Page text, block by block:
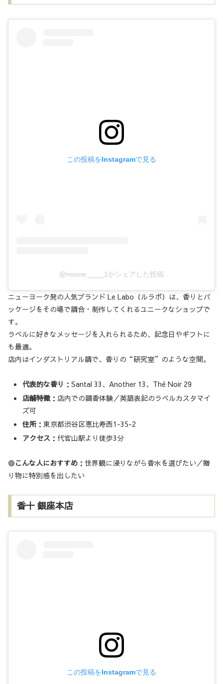
この投稿をInstagramで見る
@noone.____1がシェアした投稿
ニューヨーク発の人気ブランド Le Labo（ルラボ）は、香りとパ
ッケージをその場で調合・制作してくれるユニークなショップで
す。
ラベルに好きなメッセージを入れられるため、記念日やギフトに
も最適。
店内はインダストリアル調で、香りの“研究室”のような空間。
代表的な香り ：Santal 33、Another 13、Thé Noir 29
店舗特徴：店内での調香体験／英語表記のラベルカスタマイ
ズ可
住所：東京都渋谷区恵比寿西1-35-2
アクセス：代官山駅より徒歩3分
🟢こんな人におすすめ ：世界観に浸りながら香水を選びたい／贈
り物に特別感を出したい
香十 銀座本店
この投稿をInstagramで見る